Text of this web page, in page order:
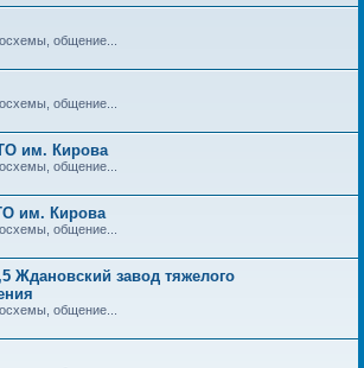
общение...
общение...
им. Кирова
общение...
им. Кирова
общение...
Ждановский завод тяжелого
общение...